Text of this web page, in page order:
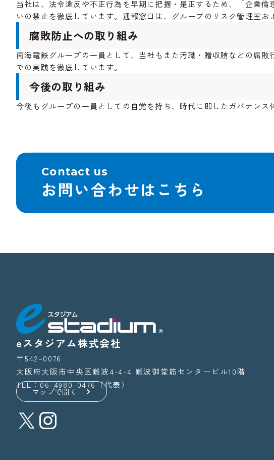
当社は、法令違反や不正行為を早期に把握・是正するため、「企業
いの禁止を徹底しています。通報窓口は、グループのリスク管理室
腐敗防止への取り組み
南海電鉄グループの一員として、当社もまた汚職・贈収賄などの腐
での実践を徹底しています。
今後の取り組み
今後もグループの一員としての自覚を持ち、時代に即したガバナン
Contact us
お問い合わせはこちら
eスタジアム株式会社
〒542-0076
大阪府大阪市中央区難波4-4-4 難波御堂筋センタービル10階
TEL：06-4980-0476（代表）
マップで開く